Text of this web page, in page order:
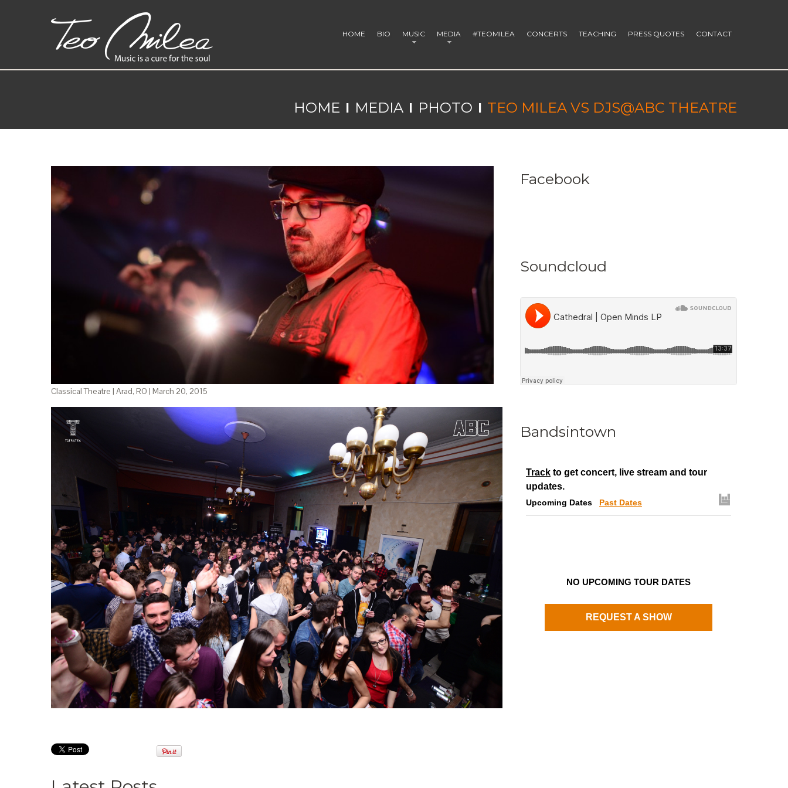
HOME BIO MUSIC MEDIA #TEOMILEA CONCERTS TEACHING PRESS QUOTES CONTACT
HOME MEDIA PHOTO TEO MILEA VS DJS@ABC THEATRE
Classical Theatre | Arad, RO | March 20, 2015
Facebook
Soundcloud
Bandsintown
Track to get concert, live stream and tour
updates.
Upcoming Dates Past Dates
NO UPCOMING TOUR DATES
REQUEST A SHOW